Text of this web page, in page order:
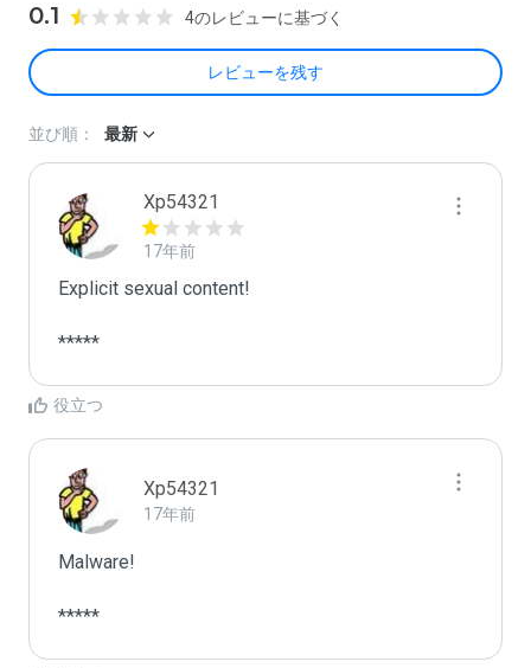
0.1 4のレビューに基づく
レビューを残す
並び順： 最新
Xp54321
17年前
Explicit sexual content!
*****
役立つ
Xp54321
17年前
Malware!
*****